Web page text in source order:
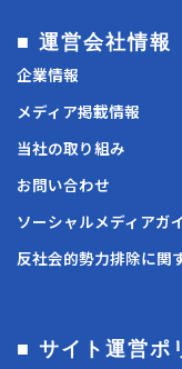
■ 運営会社情報
企業情報
メディア掲載情報
当社の取り組み
お問い合わせ
ソーシャルメディアガ
反社会的勢力排除に関
■ サイト運営ポ